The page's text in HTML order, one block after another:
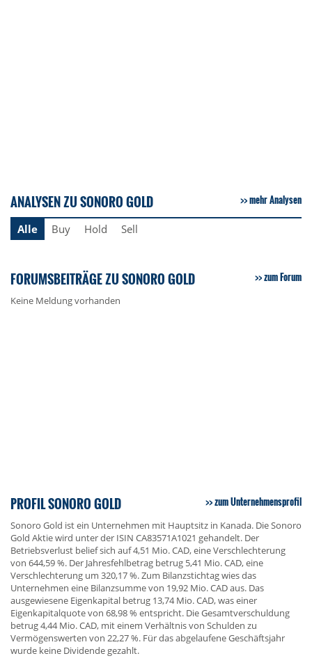
ANALYSEN ZU SONORO GOLD mehr Analysen
Alle Buy Hold Sell
FORUMSBEITRÄGE ZU SONORO GOLD zum Forum
Keine Meldung vorhanden
PROFIL SONORO GOLD zum Unternehmensprofil
Sonoro Gold ist ein Unternehmen mit Hauptsitz in Kanada. Die Sonoro
Gold Aktie wird unter der ISIN CA83571A1021 gehandelt. Der
Betriebsverlust belief sich auf 4,51 Mio. CAD, eine Verschlechterung
von 644,59 %. Der Jahresfehlbetrag betrug 5,41 Mio. CAD, eine
Verschlechterung um 320,17 %. Zum Bilanzstichtag wies das
Unternehmen eine Bilanzsumme von 19,92 Mio. CAD aus. Das
ausgewiesene Eigenkapital betrug 13,74 Mio. CAD, was einer
Eigenkapitalquote von 68,98 % entspricht. Die Gesamtverschuldung
betrug 4,44 Mio. CAD, mit einem Verhältnis von Schulden zu
Vermögenswerten von 22,27 %. Für das abgelaufene Geschäftsjahr
wurde keine Dividende gezahlt.